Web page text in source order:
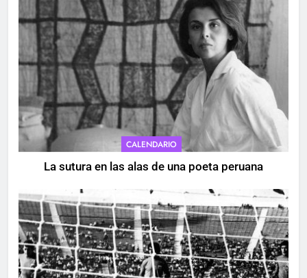
CALENDARIO
La sutura en las alas de una poeta peruana